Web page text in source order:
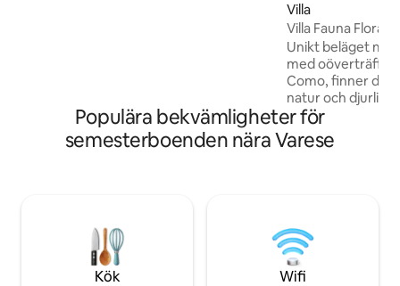
Villa
Villa Fauna Flora
HELT NY
Unikt beläget mitt
med oöverträffad
Como, finner du
natur och djurliv.
2022, på ett
kommer att ge
för perfekta
nära,.. Vi
vistelse på Lago
Populära bekvämligheter för
semesterboenden nära Varese
Kök Wifi